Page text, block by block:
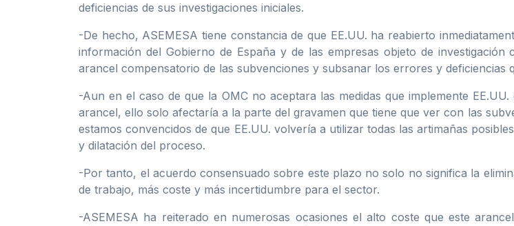
deficiencias de sus investigaciones iniciales.
-De hecho, ASEMESA tiene constancia de que EE.UU. ha reabierto
información del Gobierno de España y de las empresas objeto de
arancel compensatorio de las subvenciones y subsanar los errores y deficiencias
-Aun en el caso de que la OMC no aceptara las medidas que implemente
arancel, ello solo afectaría a la parte del gravamen que tiene que ver con las
estamos convencidos de que EE.UU. volvería a utilizar todas las artimañas
y dilatación del proceso.
-Por tanto, el acuerdo consensuado sobre este plazo no solo no significa la
de trabajo, más coste y más incertidumbre para el sector.
-ASEMESA ha reiterado en numerosas ocasiones el alto coste que este